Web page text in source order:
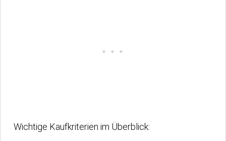
Wichtige Kaufkriterien im Überblick: